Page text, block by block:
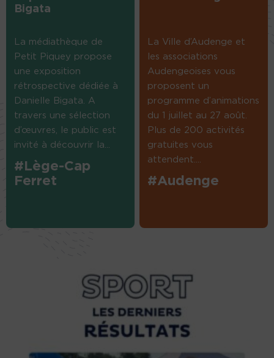
Bigata
La médiathèque de
Petit Piquey propose
une exposition
rétrospective dédiée à
Danielle Bigata. A
travers une sélection
d’œuvres, le public est
invité à découvrir la...
#Lège-Cap
Ferret
La Ville d’Audenge et
les associations
Audengeoises vous
proposent un
programme d’animations
du 1 juillet au 27 août.
Plus de 200 activités
gratuites vous
attendent....
#Audenge